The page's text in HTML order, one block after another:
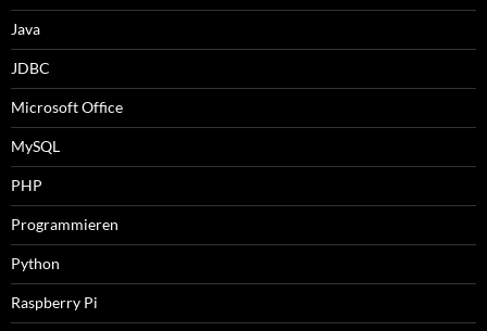
Java
JDBC
Microsoft Office
MySQL
PHP
Programmieren
Python
Raspberry Pi